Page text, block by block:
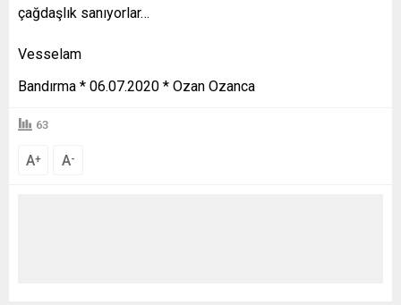
çağdaşlık sanıyorlar…
Vesselam
Bandırma * 06.07.2020 * Ozan Ozanca
63
A+ A-